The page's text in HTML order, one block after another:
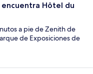
encuentra Hôtel du
a pie de Zenith de
de Exposiciones de